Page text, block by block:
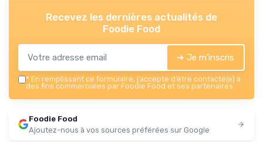
Recevez les dernières actualités de
Foodie Food
➔ Je m'inscris
* En remplissant ce formulaire, j’accepte d’être contacté(e) à
des fins commerciales par Foodie Food et ses partenaires.
Foodie Food
Ajoutez-nous à vos sources préférées sur Google